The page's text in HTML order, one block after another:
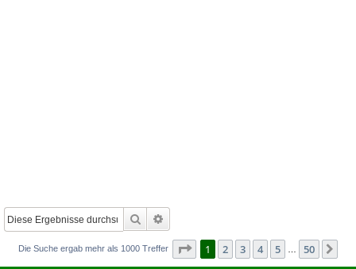
Suche
Die Suche ergab mehr als 1000 Treffer Seite 1von 50
1 2 3 4 5 50